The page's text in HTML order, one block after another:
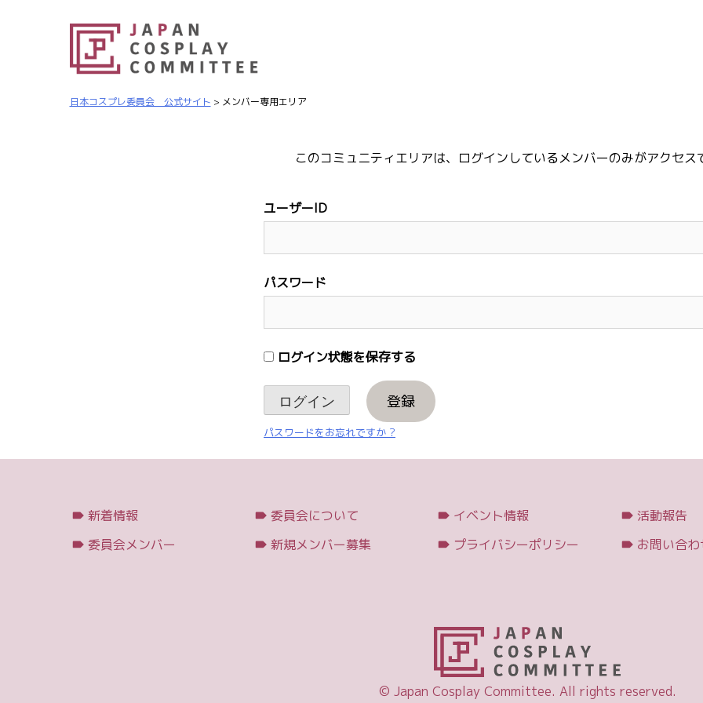
日本コスプレ委員会 公式サイト > メンバー専用エリア
このコミュニティエリアは、ログインしているメンバーのみがアクセス
ユーザーID
パスワード
ログイン状態を保存する
登録
パスワードをお忘れですか ?
新着情報 委員会について イベント情報 活動報告
委員会メンバー
新規メンバー募集 プライバシーポリシー お問い合わ
© Japan Cosplay Committee. All rights reserved.